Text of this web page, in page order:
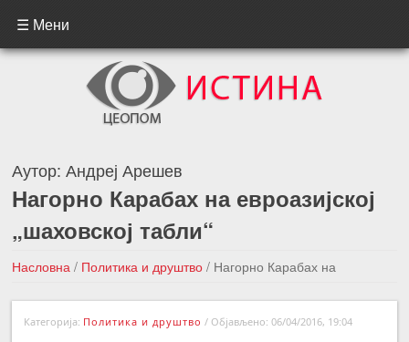
☰ Мени
Аутор:Андреј Арешев
Нагорно Карабах на евроазијској
„шаховској табли“
Насловна / Политика и друштво / Нагорно Карабах на
евроазијској „шаховској табли“
←Претходна вест
Следећа вест →
Категорија: Политика и друштво / Објављено: 06/04/2016, 19:04